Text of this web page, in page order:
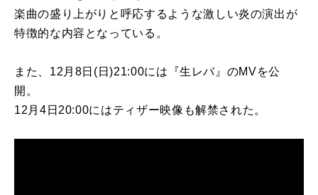
楽曲の盛り上がりと呼応するような激しい炎の演出が
特徴的な内容となっている。
また、12月8日(日)21:00には『生レバ』のMVを公
開。
12月4日20:00にはティザー映像も解禁された。